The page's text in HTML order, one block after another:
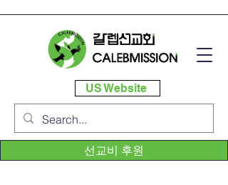
US Website
선교비 후원